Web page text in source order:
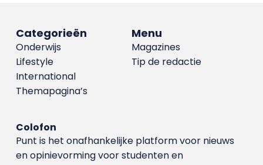
Menu
Magazines
Tip de redactie
Categorieën
Onderwijs
Lifestyle
International
Themapagina’s
Colofon
Punt is het onafhankelijke platform voor nieuws
en opinievorming voor studenten en